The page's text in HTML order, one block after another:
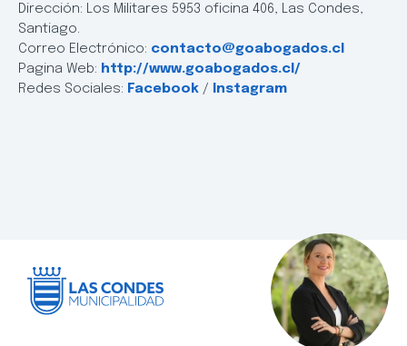
Dirección: Los Militares 5953 oficina 406, Las Condes,
Santiago.
Correo Electrónico: contacto@goabogados.cl
Pagina Web: http://www.goabogados.cl/
Redes Sociales: Facebook / Instagram